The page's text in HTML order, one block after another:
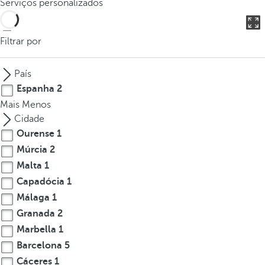
o
c
n
p
r
e
s
t
h
e
d
o
w
n
a
Serviços personalizados
Filtrar por
País
Espanha 2
Mais Menos
Cidade
Ourense 1
Múrcia 2
Malta 1
Capadócia 1
Málaga 1
Granada 2
Marbella 1
Barcelona 5
Cáceres 1